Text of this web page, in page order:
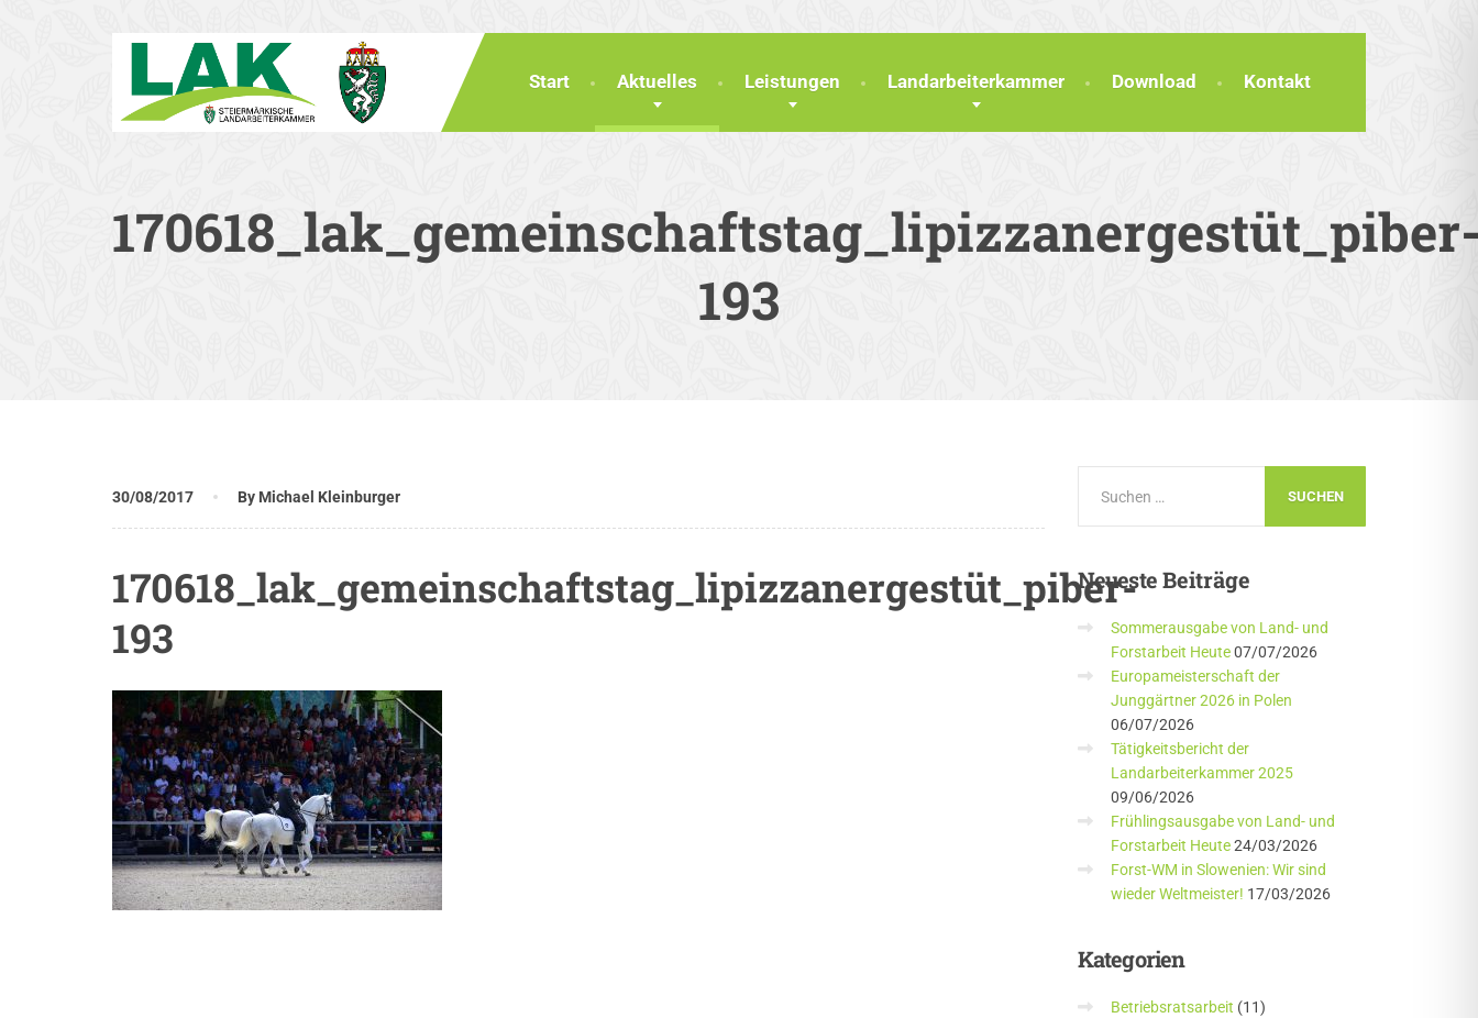
Start Aktuelles Leistungen Landarbeiterkammer Download Kontakt
193
30/08/2017 By Michael Kleinburger
170618_lak_gemeinschaftstag_lipizzanergestüt_piber-
193
NeuesteBeiträge
Sommerausgabe von Land- und
Forstarbeit Heute 07/07/2026
Europameisterschaft der
Junggärtner 2026 in Polen
06/07/2026
Tätigkeitsbericht der
Landarbeiterkammer 2025
09/06/2026
Frühlingsausgabe von Land- und
Forstarbeit Heute 24/03/2026
Forst-WM in Slowenien: Wir sind
wieder Weltmeister! 17/03/2026
Kategorien
Betriebsratsarbeit (11)